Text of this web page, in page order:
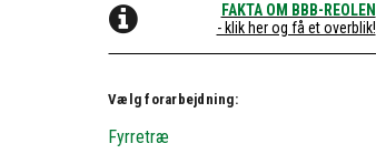
FAKTA OM BBB-REOLEN
- klik her og få et overblik!
Vælg forarbejdning:
Fyrretræ